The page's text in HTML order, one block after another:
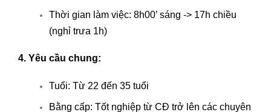
Thời gian làm việc: 8h00’ sáng -> 17h chiều
(nghỉ trưa 1h)
4. Yêu cầu chung:
Tuổi: Từ 22 đến 35 tuổi
Bằng cấp: Tốt nghiệp từ CĐ trở lên các chuyên